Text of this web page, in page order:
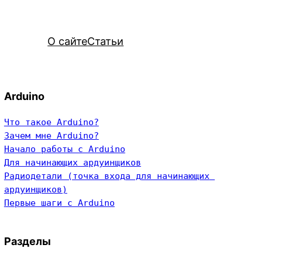
О сайтеСтатьи
Arduino
Что такое Arduino?
Зачем мне Arduino?
Начало работы с Arduino
Для начинающих ардуинщиков
Радиодетали (точка входа для начинающих
ардуинщиков)
Первые шаги с Arduino
Разделы